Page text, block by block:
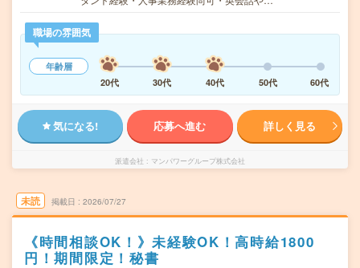
職場の雰囲気
年齢層
20代
30代 40代 50代 60代
気になる! 応募へ進む 詳しく見る
派遣会社 マンパワーグループ株式会社
未読 掲載日 2026/07/27
《時間相談OK！》未経験OK！高時給1800
円！期間限定！秘書